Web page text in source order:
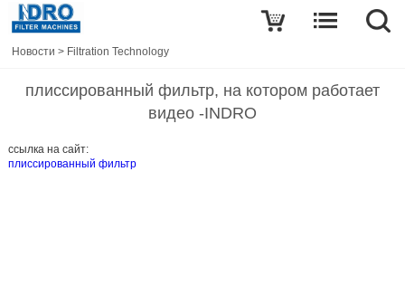
Новости > Filtration Technology
плиссированный фильтр, на котором работает
видео -INDRO
ссылка на сайт:
плиссированный фильтр